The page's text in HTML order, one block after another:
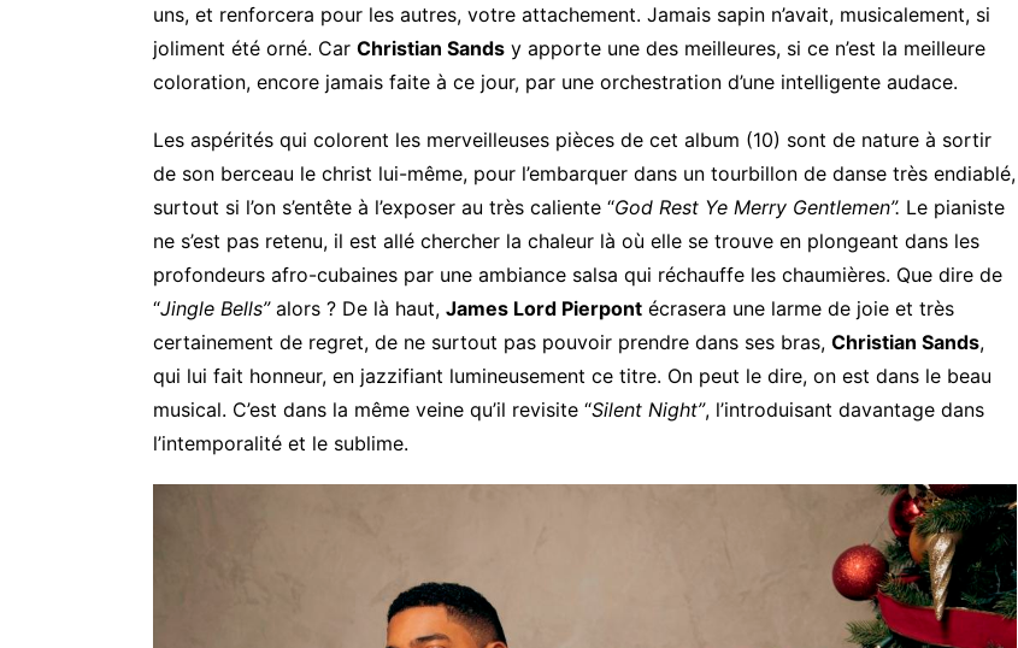
uns, et renforcera pour les autres, votre attachement. Jamais sapin n’avait, musicalement, si
joliment été orné. Car Christian Sands y apporte une des meilleures, si ce n’est la meilleure
coloration, encore jamais faite à ce jour, par une orchestration d’une intelligente audace.
Les aspérités qui colorent les merveilleuses pièces de cet album (10) sont de nature à sortir
de son berceau le christ lui-même, pour l’embarquer dans un tourbillon de danse très endiablé,
surtout si l’on s’entête à l’exposer au très caliente “God Rest Ye Merry Gentlemen”. Le pianiste
ne s’est pas retenu, il est allé chercher la chaleur là où elle se trouve en plongeant dans les
profondeurs afro-cubaines par une ambiance salsa qui réchauffe les chaumières. Que dire de
“Jingle Bells”alors ? De là haut, James Lord Pierpont écrasera une larme de joie et très
certainement de regret, de ne surtout pas pouvoir prendre dans ses bras, Christian Sands,
qui lui fait honneur, en jazzifiant lumineusement ce titre. On peut le dire, on est dans le beau
musical. C’est dans la même veine qu’il revisite “Silent Night”, l’introduisant davantage dans
l’intemporalité et le sublime.